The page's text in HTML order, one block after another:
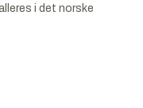
i det norske